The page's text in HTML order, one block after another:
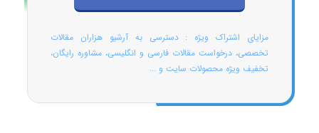
مزایای اشتراک ویژه : دسترسی به آرشیو هزاران مقالات
تخصصی، درخواست مقالات فارسی و انگلیسی، مشاوره رایگان،
تخفیف ویژه محصولات سایت و ...